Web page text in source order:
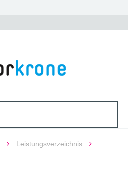
Leistungsverzeichnis